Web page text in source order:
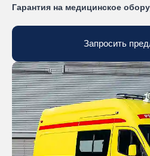
Гарантия на медицинское
Запросить